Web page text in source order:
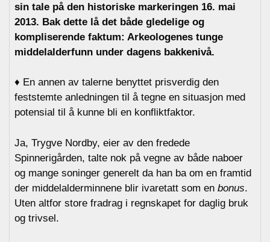
sin tale på den historiske markeringen 16. mai
2013. Bak dette lå det både gledelige og
kompliserende faktum: Arkeologenes tunge
middelalderfunn under dagens bakkenivå.
♦ En annen av talerne benyttet prisverdig den
feststemte anledningen til å tegne en situasjon med
potensial til å kunne bli en konfliktfaktor.
Ja, Trygve Nordby, eier av den fredede
Spinnerigården, talte nok på vegne av både naboer
og mange soninger generelt da han ba om en framtid
der middelalderminnene blir ivaretatt som en bonus.
Uten altfor store fradrag i regnskapet for daglig bruk
og trivsel.